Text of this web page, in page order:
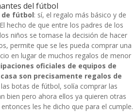
del fútbol
de fútbol: sí, el regalo más básico y de
hecho de que entre los padres de los
niños se tomase la decisión de hacer
permite que se les pueda comprar una
en lugar de muchos regalos de menor
oficiales de equipos de
son precisamente regalos de
botas de fútbol, solía comprar las
bien pero ahora ellos ya quieren otras
les he dicho que para el cumple.